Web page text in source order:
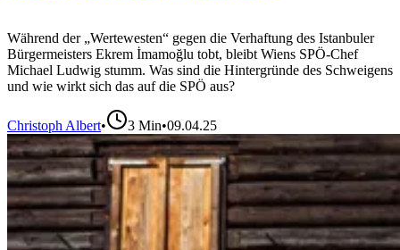
Während der „Wertewesten“ gegen die Verhaftung des Istanbuler
Bürgermeisters Ekrem İmamoğlu tobt, bleibt Wiens SPÖ-Chef
Michael Ludwig stumm. Was sind die Hintergründe des Schweigens
und wie wirkt sich das auf die SPÖ aus?
Christoph Albert• 3 Min•09.04.25